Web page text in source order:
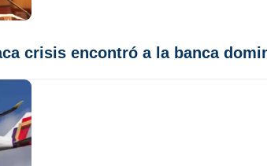
crisis encontró a la banca